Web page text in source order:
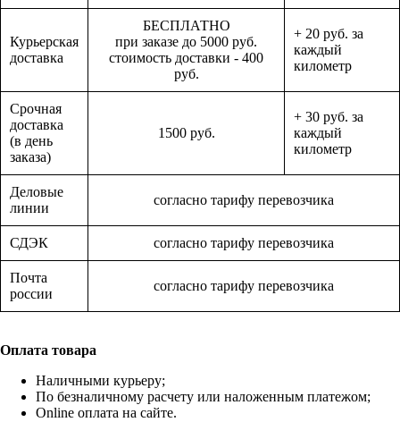
Курьерская
доставка
БЕСПЛАТНО
при заказе до 5000 руб.
стоимость доставки - 400
руб.
+ 20 руб. за
каждый
километр
Срочная
доставка
(в день
заказа)
1500 руб.
+ 30 руб. за
каждый
километр
Деловые
линии
согласно тарифу перевозчика
СДЭК согласно тарифу перевозчика
Почта
россии
согласно тарифу перевозчика
Оплата товара
Наличными курьеру;
По безналичному расчету или наложенным платежом;
Online оплата на сайте.